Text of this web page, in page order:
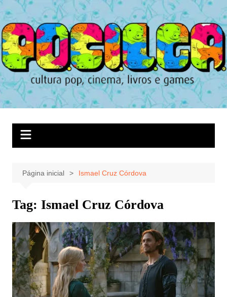
Ir
para
o
conteúdo
Página inicial Ismael Cruz Córdova
Tag: Ismael Cruz Córdova